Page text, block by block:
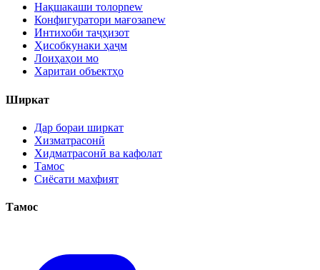
Нақшакаши толорnew
Конфигуратори мағозаnew
Интихоби таҷҳизот
Ҳисобкунаки ҳаҷм
Лоиҳаҳои мо
Харитаи объектҳо
Ширкат
Дар бораи ширкат
Хизматрасонӣ
Хидматрасонӣ ва кафолат
Тамос
Сиёсати махфият
Тамос